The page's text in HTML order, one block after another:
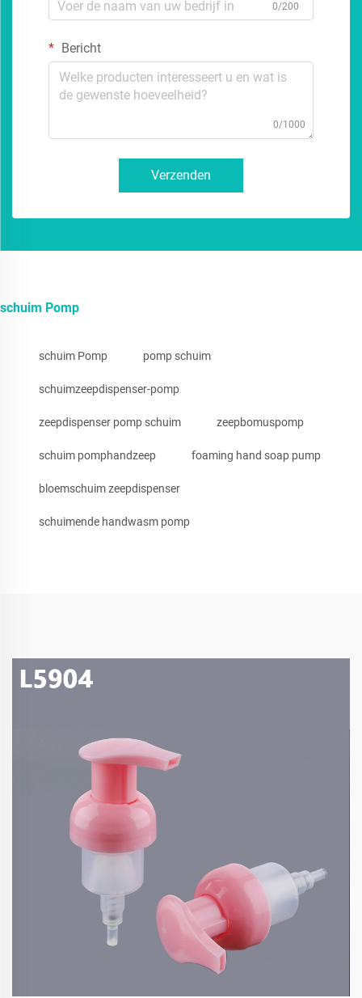
0/200
Bericht
0/1000
Verzenden
schuim Pomp
schuim Pomp pomp schuim
schuimzeepdispenser-pomp
zeepdispenser pomp schuim zeepbomuspomp
schuim pomphandzeep foaming hand soap pump
bloemschuim zeepdispenser
schuimende handwasm pomp